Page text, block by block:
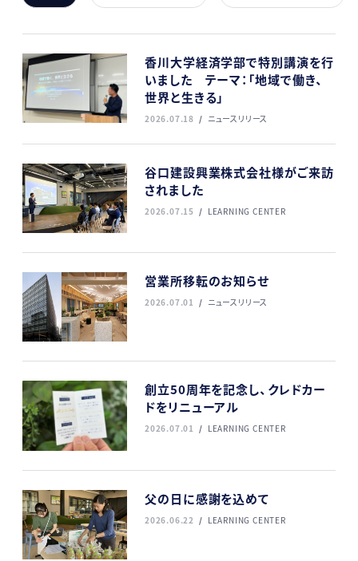
香川大学経済学部で特別講演を行
いました テーマ：「地域で働き、
世界と生きる」
2026.07.18 ニュースリリース
谷口建設興業株式会社様がご来訪
されました
2026.07.15 LEARNING CENTER
営業所移転のお知らせ
2026.07.01 ニュースリリース
創立50周年を記念し、クレドカー
ドをリニューアル
2026.07.01 LEARNING CENTER
父の日に感謝を込めて
2026.06.22 LEARNING CENTER